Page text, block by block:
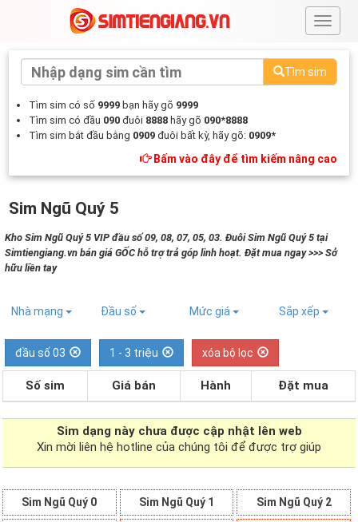
#
Tìm sim
Tìm sim có số 9999 bạn hãy gõ 9999
Tìm sim có đầu 090 đuôi 8888 hãy gõ 090*8888
Tìm sim bắt đầu bằng 0909 đuôi bất kỳ, hãy gõ: 0909*
Bấm vào đây để tìm kiếm nâng cao
Sim Ngũ Quý 5
Kho Sim Ngũ Quý 5 VIP đầu số 09, 08, 07, 05, 03. Đuôi Sim Ngũ Quý 5 tại
Simtiengiang.vn bán giá GỐC hỗ trợ trả góp linh hoạt. Đặt mua ngay >>> Sở
hữu liền tay
Nhà mạng Đầu số Mức giá Sắp xếp
đầu số 03 1 - 3 triệu xóa bộ lọc
Số sim Giá bán Hành Đặt mua
Sim dạng này chưa được cập nhật lên web
Xin mời liên hệ hotline của chúng tôi để được trợ giúp
Sim Ngũ Quý 0 Sim Ngũ Quý 1 Sim Ngũ Quý 2